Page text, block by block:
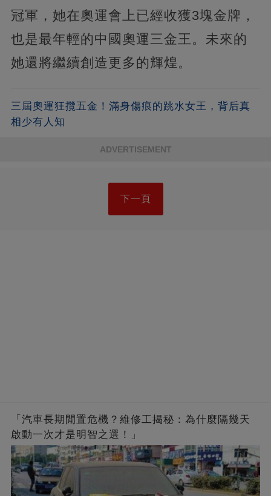
冠軍，她在奧運會上已經收獲3塊金牌，
也是最年輕的中國奧運三金王。未來的
她還將繼續創造更多的輝煌。
三屆奧運狂攬五金！滿身傷痕的跳水女王，背后真
相少有人知
ADVERTISEMENT
下一頁
「汽車長期閒置危機？維修工揭秘：為什麼隔幾天
啟動一次才是明智之選！」